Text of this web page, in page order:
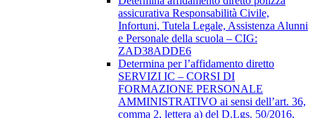
assicurativa Responsabilità Civile,
Infortuni, Tutela Legale, Assistenza Alunni
e Personale della scuola – CIG:
ZAD38ADDE6
Determina per l’affidamento diretto
SERVIZI IC – CORSI DI
FORMAZIONE PERSONALE
AMMINISTRATIVO ai sensi dell’art. 36,
comma 2, lettera a) del D.Lgs. 50/2016,